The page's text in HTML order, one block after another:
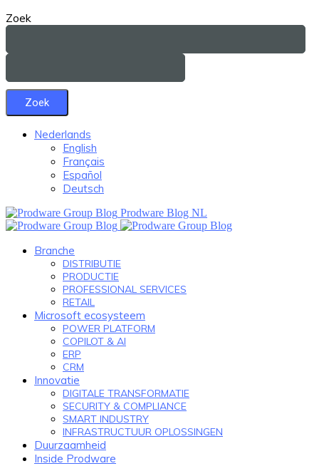
Zoek
Nederlands
English
Français
Español
Deutsch
Prodware Blog NL
Branche
DISTRIBUTIE
PRODUCTIE
PROFESSIONAL SERVICES
RETAIL
Microsoft ecosysteem
POWER PLATFORM
COPILOT & AI
ERP
CRM
Innovatie
DIGITALE TRANSFORMATIE
SECURITY & COMPLIANCE
SMART INDUSTRY
INFRASTRUCTUUR OPLOSSINGEN
Duurzaamheid
Inside Prodware